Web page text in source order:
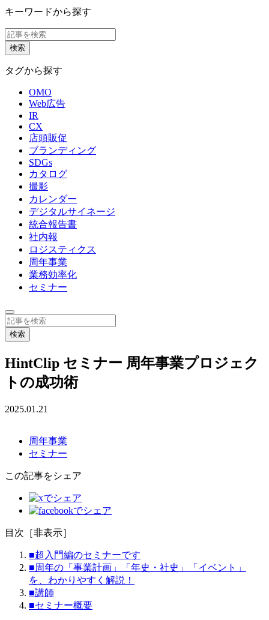
キーワードから探す
タグから探す
OMO
Web広告
IR
CX
店頭販促
ブランディング
SDGs
カタログ
撮影
カレンダー
デジタルサイネージ
統合報告書
社内報
ロジスティクス
周年事業
業務効率化
セミナー
HintClip セミナー 周年事業プロジェク
トの成功術
2025.01.21
周年事業
セミナー
この記事をシェア
目次 ［非表示］
■超入門編のセミナーです
■周年の「事業計画」「年史・社史」「イベント」
を、わかりやすく解説！
■講師
■セミナー概要